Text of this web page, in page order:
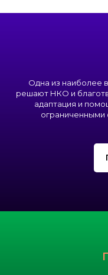
Одна из наиболее
решают НКО и
адаптация и